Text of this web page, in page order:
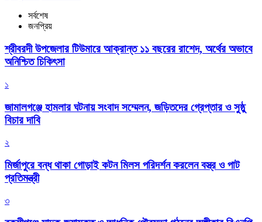
সর্বশেষ
জনপ্রিয়
শ্রীবরদী উপজেলার টিউমারে আক্রান্ত ১১ বছরের রাশেদ, অর্থের অভাবে
অনিশ্চিত চিকিৎসা
১
জামালগঞ্জে হামলার ঘটনায় সংবাদ সম্মেলন, জড়িতদের গ্রেপ্তার ও সুষ্ঠু
বিচার দাবি
২
মির্জাপুরে বন্ধ থাকা গোড়াই কটন মিলস পরিদর্শন করলেন বস্ত্র ও পাট
প্রতিমন্ত্রী
৩